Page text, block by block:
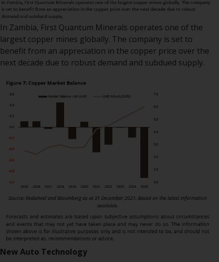
Produkte und Dienstleistungen
Diese Website beschreibt die
dient nur zu
Informationszwecken. Keines der
auf dieser Website enthaltenen
Materialien soll ein
Verkaufsangebot oder eine
Aufforderung oder Aufforderung
zur Abgabe eines Angebots zum
Dienstleistungen darstellen, die
verbundenen Unternehmen
bereitgestellt werden, und darf
nicht im Zusammenhang mit
einer Anlageentscheidung
herangezogen werden. Diese
In Zambia, First Quantum Minerals operates one of the
largest copper mines globally. The company is set to
benefit from an appreciation in the copper price over the
next decade due to robust demand and subdued supply.
New Auto Technology